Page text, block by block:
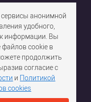
данных
анонимной
удобного,
информации. Вы
cookie в
продолжить
согласие с
и Политикой
cookies